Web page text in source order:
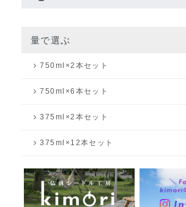
量で選ぶ
750ml×2本セット
750ml×6本セット
375ml×2本セット
375ml×12本セット